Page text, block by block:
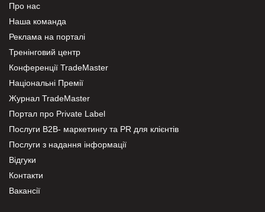
Про нас
Наша команда
Реклама на порталі
Тренінговий центр
Конференції TradeMaster
Національні Премії
Журнал TradeMaster
Портал про Private Label
Послуги В2В- маркетингу та PR для клієнтів
Послуги з надання інформації
Відгуки
Контакти
Вакансії